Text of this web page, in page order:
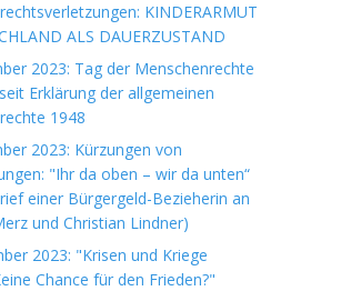
KINDERARMUT
ALS DAUERZUSTAND
2023: Tag der Menschenrechte
Erklärung der allgemeinen
1948
2023: Kürzungen von
"Ihr da oben – wir da unten“
einer Bürgergeld-Bezieherin an
und Christian Lindner)
2023: "Krisen und Kriege
Chance für den Frieden?"